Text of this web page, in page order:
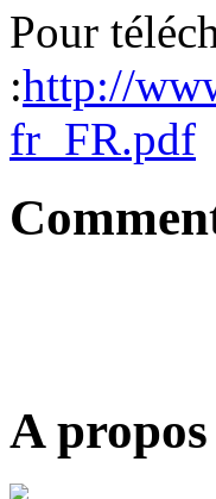
Pour
:http://
fr_FR.pdf
A